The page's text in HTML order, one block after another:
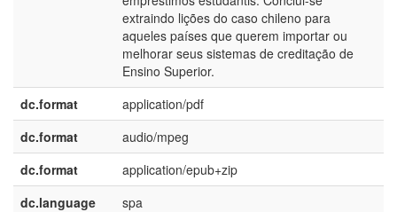
extraindo lições do caso chileno para
aqueles países que querem importar ou
melhorar seus sistemas de creditação de
Ensino Superior.
dc.format
application/pdf
dc.format
audio/mpeg
dc.format
application/epub+zip
dc.language
spa